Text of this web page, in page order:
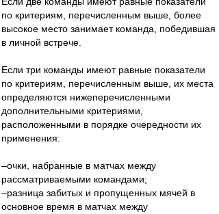
по критериям, перечисленным выше, более
высокое место занимает команда, победившая
в личной встрече.
Если три команды имеют равные показатели
по критериям, перечисленным выше, их места
определяются нижеперечисленными
дополнительными критериями,
расположенными в порядке очередности их
применения:
–очки, набранные в матчах между
рассматриваемыми командами;
–разница забитых и пропущенных мячей в
основное время в матчах между